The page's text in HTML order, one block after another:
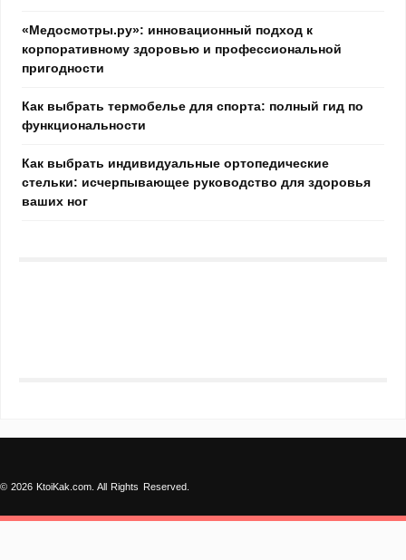
«Медосмотры.ру»: инновационный подход к
корпоративному здоровью и профессиональной
пригодности
Как выбрать термобелье для спорта: полный гид по
функциональности
Как выбрать индивидуальные ортопедические
стельки: исчерпывающее руководство для здоровья
ваших ног
© 2026 KtoiKak.com. All Rights Reserved.